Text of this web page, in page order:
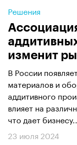
Решения
изменит
В России
материалов и
аддитивного
влияет на
что дает
23 июля 2024